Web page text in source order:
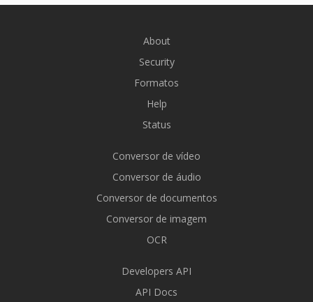
About
Security
Formatos
Help
Status
Conversor de vídeo
Conversor de áudio
Conversor de documentos
Conversor de imagem
OCR
Developers API
API Docs